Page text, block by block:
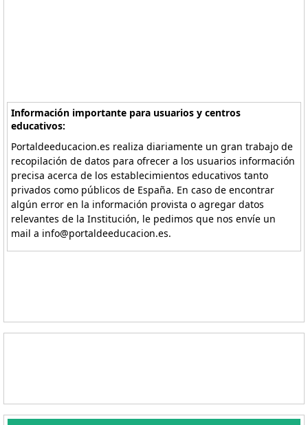
Información importante para usuarios y centros
educativos:
Portaldeeducacion.es realiza diariamente un gran trabajo de
recopilación de datos para ofrecer a los usuarios información
precisa acerca de los establecimientos educativos tanto
privados como públicos de España. En caso de encontrar
algún error en la información provista o agregar datos
relevantes de la Institución, le pedimos que nos envíe un
mail a info@portaldeeducacion.es.